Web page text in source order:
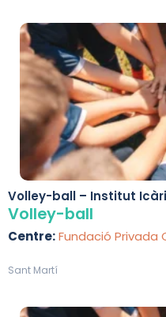
Volley-ball – Institut
Volley-ball
Centre:Fundació Privada
Sant Martí